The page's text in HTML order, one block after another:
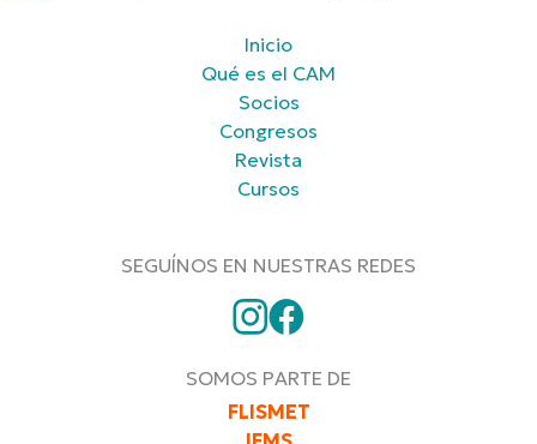
Inicio
Qué es el CAM
Socios
Congresos
Revista
Cursos
SEGUÍNOS EN NUESTRAS REDES
SOMOS PARTE DE
FLISMET